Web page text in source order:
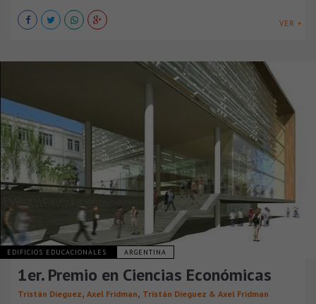
VER +
EDIFICIOS EDUCACIONALES ARGENTINA
1er. Premio en Ciencias Económicas
Tristán Dieguez, Axel Fridman, Tristán Dieguez & Axel Fridman